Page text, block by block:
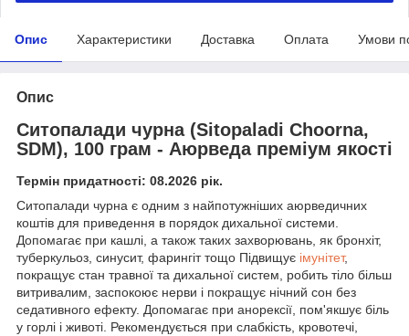
Опис Характеристики Доставка Оплата Умови
Опис
Ситопалади чурна (Sitopaladi Choorna,
SDM), 100 грам - Аюрведа преміум якості
Термін придатності: 08.2026 рік.
Ситопалади чурна є одним з найпотужніших аюрведичних
коштів для приведення в порядок дихальної системи.
Допомагає при кашлі, а також таких захворювань, як бронхіт,
туберкульоз, синусит, фарингіт тощо Підвищує імунітет,
покращує стан травної та дихальної систем, робить тіло більш
витривалим, заспокоює нерви і покращує нічний сон без
седативного ефекту. Допомагає при анорексії, пом'якшує біль
у горлі і животі. Рекомендується при слабкість, кровотечі,